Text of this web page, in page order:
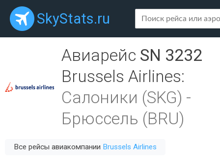
SkyStats.ru
Авиарейс SN 3232
Brussels Airlines:
Салоники (SKG) -
Брюссель (BRU)
Все рейсы авиакомпании Brussels Airlines